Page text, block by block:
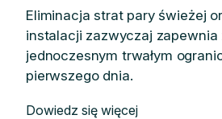
Eliminacja strat pary świeżej
instalacji zazwyczaj
jednoczesnym trwałym
pierwszego dnia.
Dowiedz się więcej